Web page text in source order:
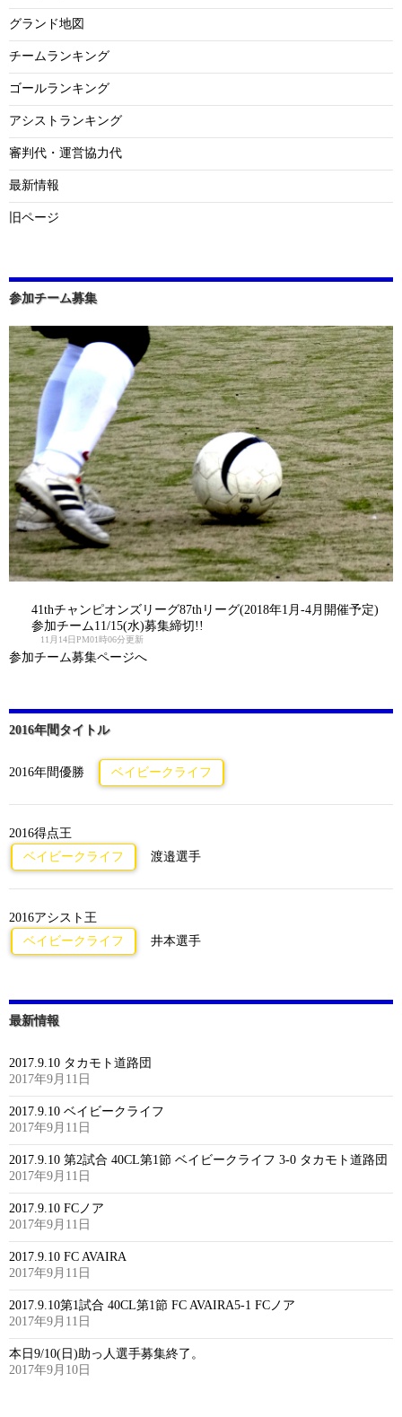
グランド地図
チームランキング
ゴールランキング
アシストランキング
審判代・運営協力代
最新情報
旧ページ
参加チーム募集
41thチャンピオンズリーグ87thリーグ(2018年1月-4月開催予定)
参加チーム11/15(水)募集締切!!
11月14日PM01時06分更新
参加チーム募集ページへ
2016年間タイトル
2016年間優勝 ベイビークライフ
2016得点王
ベイビークライフ
渡邉選手
2016アシスト王
ベイビークライフ
井本選手
最新情報
2017.9.10 タカモト道路団
2017年9月11日
2017.9.10 ベイビークライフ
2017年9月11日
2017.9.10 第2試合 40CL第1節 ベイビークライフ 3-0 タカモト道路団
2017年9月11日
2017.9.10 FCノア
2017年9月11日
2017.9.10 FC AVAIRA
2017年9月11日
2017.9.10第1試合 40CL第1節 FC AVAIRA5-1 FCノア
2017年9月11日
本日9/10(日)助っ人選手募集終了。
2017年9月10日